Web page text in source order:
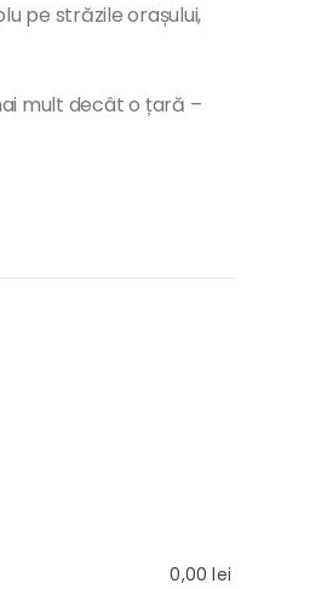
pe străzile orașului,
mult decât o țară –
0,00lei